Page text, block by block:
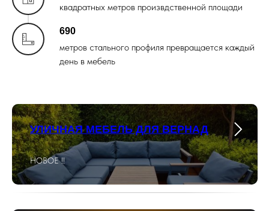
квадратных метров произвдственной площади
690
метров стального профиля превращается каждый
день в мебель
УЛИЧНАЯ МЕБЕЛЬ ДЛЯ ВЕРНАД
НОВОЕ !!